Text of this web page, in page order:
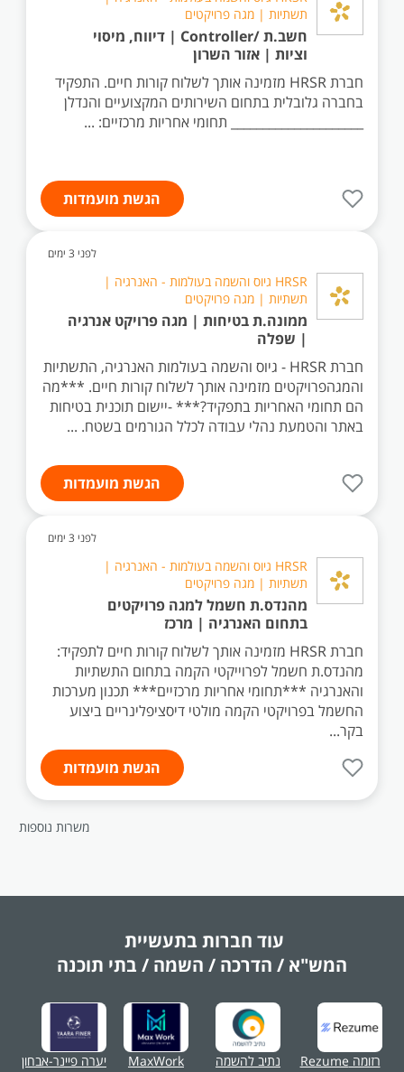
תשתיות | מגה פרויקטים
חשב.ת /Controller | דיווח, מיסוי
וציות | אזור השרון
חברת HRSR מזמינה אותך לשלוח קורות חיים. התפקיד
בחברה גלובלית בתחום השירותים המקצועיים והנדלן
_____________________ תחומי אחריות מרכזיים: ...
הגשת מועמדות
לפני 3 ימים
HRSR גיוס והשמה בעולמות - האנרגיה |
תשתיות | מגה פרויקטים
ממונה.ת בטיחות | מגה פרויקט אנרגיה
| שפלה
חברת HRSR - גיוס והשמה בעולמות האנרגיה, התשתיות
והמגהפרויקטים מזמינה אותך לשלוח קורות חיים. ***מה
הם תחומי האחריות בתפקיד?*** -יישום תוכנית בטיחות
באתר והטמעת נהלי עבודה לכלל הגורמים בשטח. ...
הגשת מועמדות
לפני 3 ימים
HRSR גיוס והשמה בעולמות - האנרגיה |
תשתיות | מגה פרויקטים
מהנדס.ת חשמל למגה פרויקטים
בתחום האנרגיה | מרכז
חברת HRSR מזמינה אותך לשלוח קורות חיים לתפקיד:
מהנדס.ת חשמל לפרוייקטי הקמה בתחום התשתיות
והאנרגיה ***תחומי אחריות מרכזיים*** תכנון מערכות
החשמל בפרויקטי הקמה מולטי דיסציפלינריים ביצוע
בקר...
הגשת מועמדות
משרות נוספות
עוד חברות בתעשיית
המש"א / הדרכה / השמה / בתי תוכנה
רזומה Rezume
נתיב להשמה MaxWork
יערה פיינר-אבחון